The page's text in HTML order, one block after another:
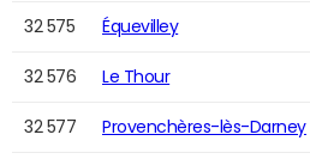
32 575 Équevilley
32 576 Le Thour
32 577 Provenchères-lès-Darney